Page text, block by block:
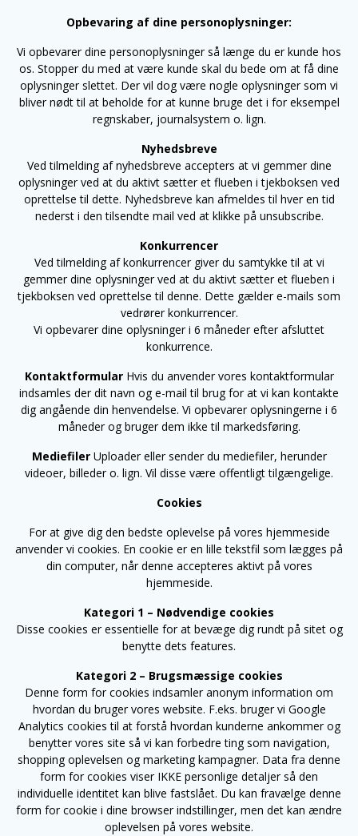
Opbevaring af dine personoplysninger:
Vi opbevarer dine personoplysninger så længe du er kunde hos
os. Stopper du med at være kunde skal du bede om at få dine
oplysninger slettet. Der vil dog være nogle oplysninger som vi
bliver nødt til at beholde for at kunne bruge det i for eksempel
regnskaber, journalsystem o. lign.
Nyhedsbreve
Ved tilmelding af nyhedsbreve accepters at vi gemmer dine
oplysninger ved at du aktivt sætter et flueben i tjekboksen ved
oprettelse til dette. Nyhedsbreve kan afmeldes til hver en tid
nederst i den tilsendte mail ved at klikke på unsubscribe.
Konkurrencer
Ved tilmelding af konkurrencer giver du samtykke til at vi
gemmer dine oplysninger ved at du aktivt sætter et flueben i
tjekboksen ved oprettelse til denne. Dette gælder e-mails som
vedrører konkurrencer.
Vi opbevarer dine oplysninger i 6 måneder efter afsluttet
konkurrence.
Kontaktformular Hvis du anvender vores kontaktformular
indsamles der dit navn og e-mail til brug for at vi kan kontakte
dig angående din henvendelse. Vi opbevarer oplysningerne i 6
måneder og bruger dem ikke til markedsføring.
MediefilerUploader eller sender du mediefiler, herunder
videoer, billeder o. lign. Vil disse være offentligt tilgængelige.
Cookies
For at give dig den bedste oplevelse på vores hjemmeside
anvender vi cookies. En cookie er en lille tekstfil som lægges på
din computer, når denne accepteres aktivt på vores
hjemmeside.
Kategori 1 – Nødvendige cookies
Disse cookies er essentielle for at bevæge dig rundt på sitet og
benytte dets features.
Kategori 2 – Brugsmæssige cookies
Denne form for cookies indsamler anonym information om
hvordan du bruger vores website. F.eks. bruger vi Google
Analytics cookies til at forstå hvordan kunderne ankommer og
benytter vores site så vi kan forbedre ting som navigation,
shopping oplevelsen og marketing kampagner. Data fra denne
form for cookies viser IKKE personlige detaljer så den
individuelle identitet kan blive fastslået. Du kan fravælge denne
form for cookie i dine browser indstillinger, men det kan ændre
oplevelsen på vores website.